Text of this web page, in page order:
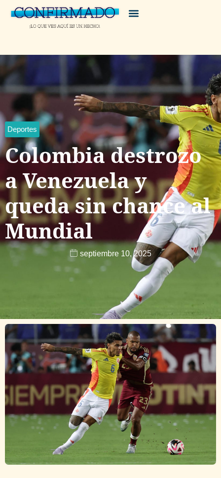
Deportes
Colombia destrozo
a Venezuela y
queda sin chance al
Mundial
septiembre 10, 2025